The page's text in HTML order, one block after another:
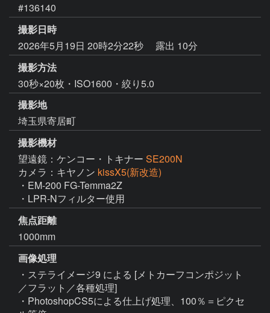
#136140
撮影日時
2026年5月19日 20時2分22秒
露出 10分
撮影方法
30秒×20枚・ISO1600・絞り5.0
撮影地
埼玉県寄居町
撮影機材
望遠鏡：ケンコー・トキナー SE200N
カメラ：キヤノン kissX5(新改造)
・EM-200 FG-Temma2Z
・LPR-Nフィルター使用
焦点距離
1000mm
画像処理
・ステライメージ9 による [メトカーフコンポジット
／フラット／各種処理]
・PhotoshopCS5による仕上げ処理、100％＝ピクセ